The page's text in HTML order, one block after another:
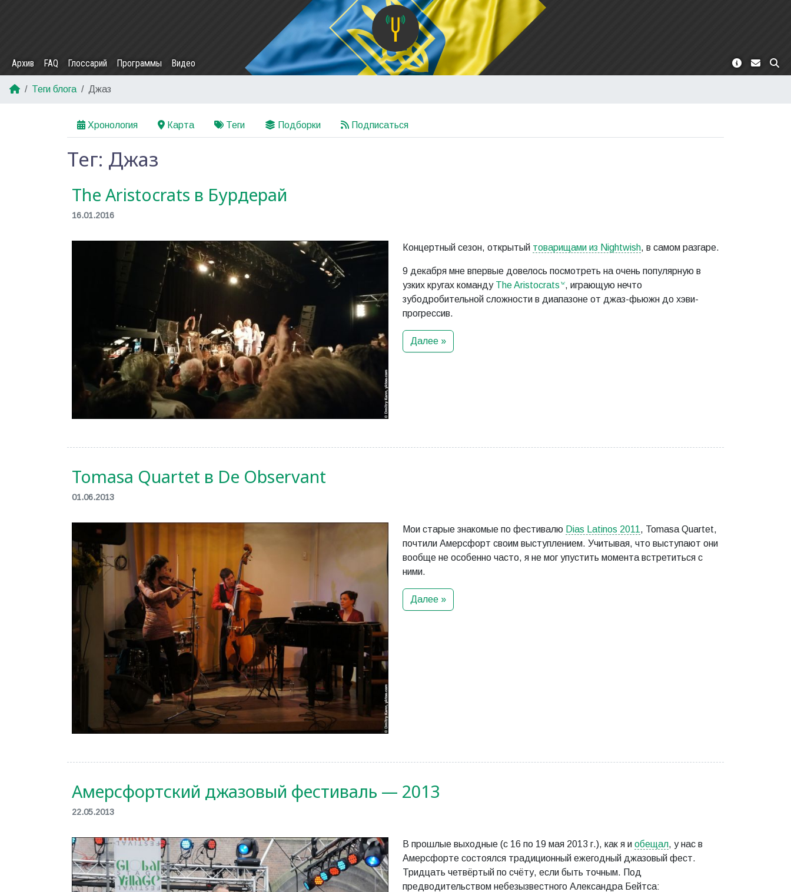
Архив FAQ Глоссарий Программы Видео
Теги блога Джаз
Хронология Карта Теги Подборки Подписаться
Тег: Джаз
The Aristocrats в Бурдерай
16.01.2016
Концертный сезон, открытый товарищами из Nightwish, в самом разгаре.
9 декабря мне впервые довелось посмотреть на очень популярную в
узких кругах команду The Aristocrats
, играющую нечто
зубодробительной сложности в диапазоне от джаз-фьюжн до хэви-
прогрессив.
Далее »
Tomasa Quartet в De Observant
01.06.2013
Мои старые знакомые по фестивалю Dias Latinos 2011, Tomasa Quartet,
почтили Амерсфорт своим выступлением. Учитывая, что выступают они
вообще не особенно часто, я не мог упустить момента встретиться с
ними.
Далее »
Амерсфортский джазовый фестиваль — 2013
22.05.2013
В прошлые выходные (с 16 по 19 мая 2013 г.), как я и обещал, у нас в
Амерсфорте состоялся традиционный ежегодный джазовый фест.
Тридцать четвёртый по счёту, если быть точным. Под
предводительством небезызвестного Александра Бейтса: